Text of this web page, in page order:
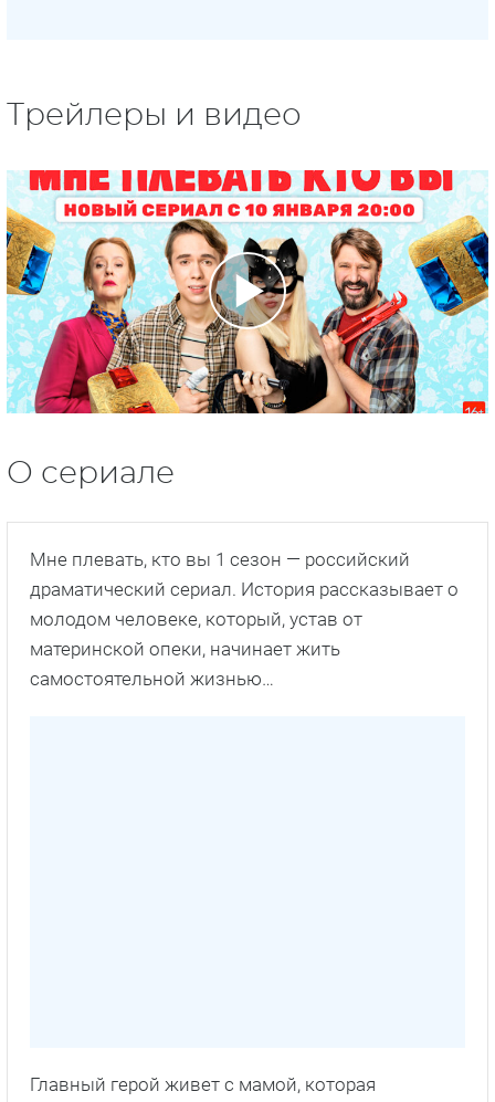
Трейлеры и видео
О сериале
Мне плевать, кто вы 1 сезон — российский
драматический сериал. История рассказывает о
молодом человеке, который, устав от
материнской опеки, начинает жить
самостоятельной жизнью…
Главный герой живет с мамой, которая